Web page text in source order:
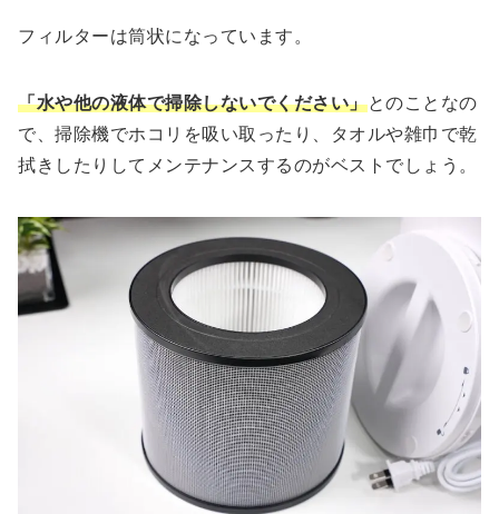
フィルターは筒状になっています。
「水や他の液体で掃除しないでください」とのことなの
で、掃除機でホコリを吸い取ったり、タオルや雑巾で乾
拭きしたりしてメンテナンスするのがベストでしょう。